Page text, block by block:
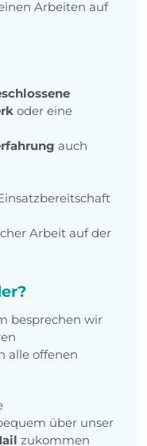
Arbeiten auf
oder eine
auch
Arbeit auf der
besprechen wir
alle offenen
über unser
zukommen